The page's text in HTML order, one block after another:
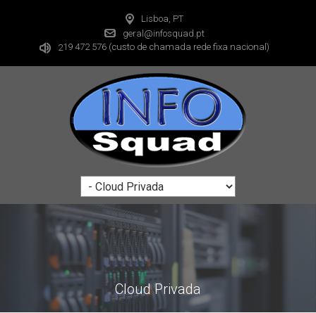
Lisboa, PT
geral@infosquad.pt
219 472 576 (custo de chamada rede fixa nacional)
Cloud Privada